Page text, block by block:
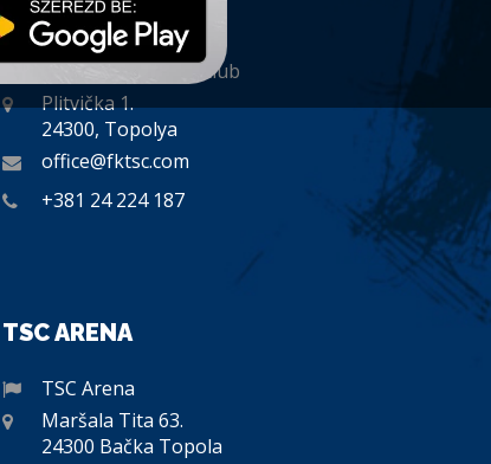
KAPCSOLAT
„TSC” Labdarúgó Klub
Plitvička 1.
24300, Topolya
office@fktsc.com
+381 24 224 187
TSC ARENA
TSC Arena
Maršala Tita 63.
24300 Bačka Topola